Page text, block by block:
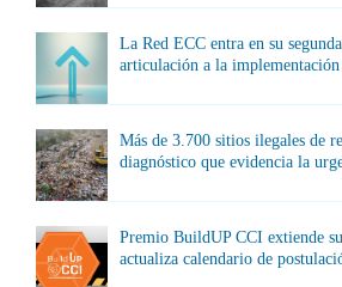
La Red ECC entra en su
articulación a la implementación
Más de 3.700 sitios ilegales de
diagnóstico que evidencia la
Premio BuildUP CCI extiende
actualiza calendario de